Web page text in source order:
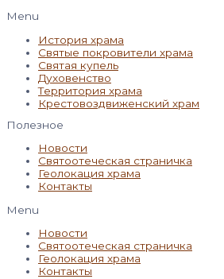
Menu
История храма
Святые покровители храма
Святая купель
Духовенство
Территория храма
Крестовоздвиженский храм
Полезное
Новости
Святоотеческая страничка
Геолокация храма
Контакты
Menu
Новости
Святоотеческая страничка
Геолокация храма
Контакты